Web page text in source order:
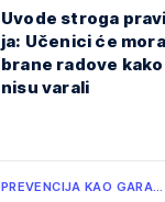
Uvode stroga
ja: Učenici će
brane radove
nisu varali
PREVENCIJA KAO GARA…